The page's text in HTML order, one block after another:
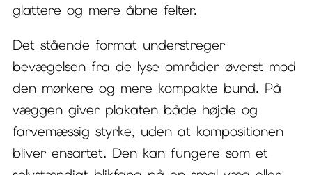
glattere og mere åbne felter.
Det stående format understreger
bevægelsen fra de lyse områder øverst mod
den mørkere og mere kompakte bund. På
væggen giver plakaten både højde og
farvemæssig styrke, uden at kompositionen
bliver ensartet. Den kan fungere som et